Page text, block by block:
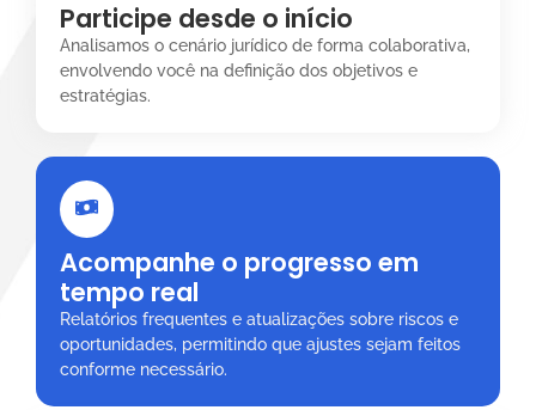
Participe desde o início
Analisamos o cenário jurídico de forma colaborativa,
envolvendo você na definição dos objetivos e
estratégias.
Acompanhe o progresso em
tempo real
Relatórios frequentes e atualizações sobre riscos e
oportunidades, permitindo que ajustes sejam feitos
conforme necessário.